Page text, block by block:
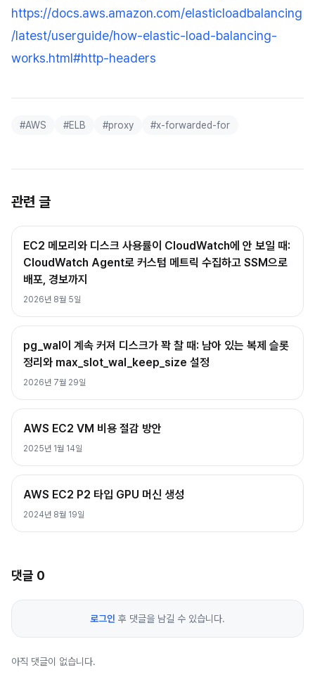
https://docs.aws.amazon.com/elasticloadbalancing
/latest/userguide/how-elastic-load-balancing-
works.html#http-headers
#AWS #ELB #proxy #x-forwarded-for
관련 글
EC2 메모리와 디스크 사용률이 CloudWatch에 안 보일 때:
CloudWatch Agent로 커스텀 메트릭 수집하고 SSM으로
배포, 경보까지
2026년 8월 5일
pg_wal이 계속 커져 디스크가 꽉 찰 때: 남아 있는 복제 슬롯
정리와 max_slot_wal_keep_size 설정
2026년 7월 29일
AWS EC2 VM 비용 절감 방안
2025년 1월 14일
AWS EC2 P2 타입 GPU 머신 생성
2024년 8월 19일
댓글 0
로그인 후 댓글을 남길 수 있습니다.
아직 댓글이 없습니다.